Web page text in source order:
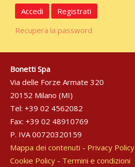
Accedi
Registrati
Recupera la password
Bonetti Spa
Via delle Forze Armate 320
20152 Milano (MI)
Tel: +39 02 4562082
Fax: +39 02 48910769
P. IVA 00720320159
Mappa dei contenuti - Privacy Policy
Cookie Policy - Termini e condizioni